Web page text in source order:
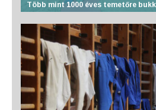
Több mint 1000 éves temetőre